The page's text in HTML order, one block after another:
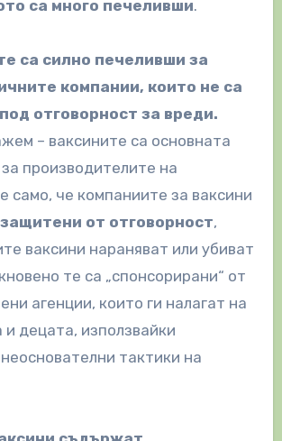
са много печеливши.
са силно печеливши за
компании, които не са
отговорност за вреди.
– ваксините са основната
производителите на
само, че компаниите за ваксини
от отговорност,
ваксини нараняват или убиват
те са „спонсорирани“ от
агенции, които ги налагат на
и децата, използвайки
тактики на